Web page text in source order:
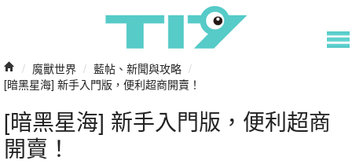
/ 魔獸世界 / 藍帖、新聞與攻略 /
[暗黑星海] 新手入門版，便利超商開賣！
[暗黑星海] 新手入門版，便利超商
開賣！